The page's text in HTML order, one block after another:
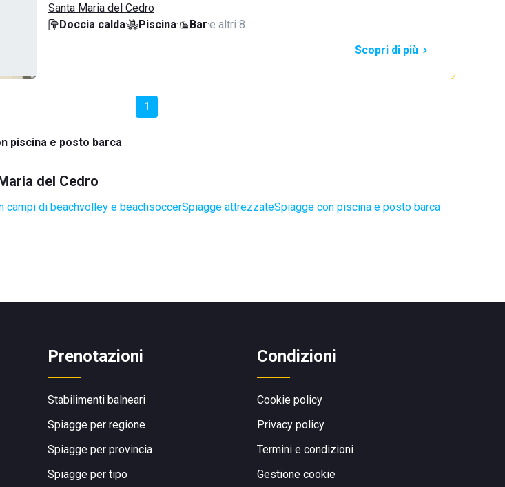
Santa Maria del Cedro
Doccia calda· Piscina· Bar·e altri 8…
Scopri di più
1
piscina e posto barca
del Cedro
campi di beachvolley e beachsoccerSpiagge attrezzateSpiagge con piscina e posto barca
Prenotazioni
Stabilimenti balneari
Spiagge per regione
Spiagge per provincia
Spiagge per tipo
Condizioni
Cookie policy
Privacy policy
Termini e condizioni
Gestione cookie